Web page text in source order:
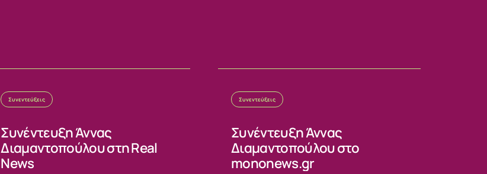
Συνεντεύξεις
Συνέντευξη Άννας
Διαμαντοπούλου στη Real
News
Συνεντεύξεις
Συνέντευξη Άννας
Διαμαντοπούλου στο
mononews.gr